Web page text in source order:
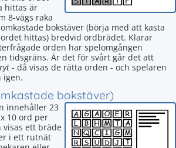
hittas är
8-vägs raka
bokstäver (börja med att kasta
hittas) bredvid ordbrädet. Klarar
orden har spelomgången
tidsgräns. Är det för svårt går det att
- då visas de rätta orden - och spelaren
igen.
bokstäver)
innehåller 23
10 ord per
visas ett bräde
i ett rutnät